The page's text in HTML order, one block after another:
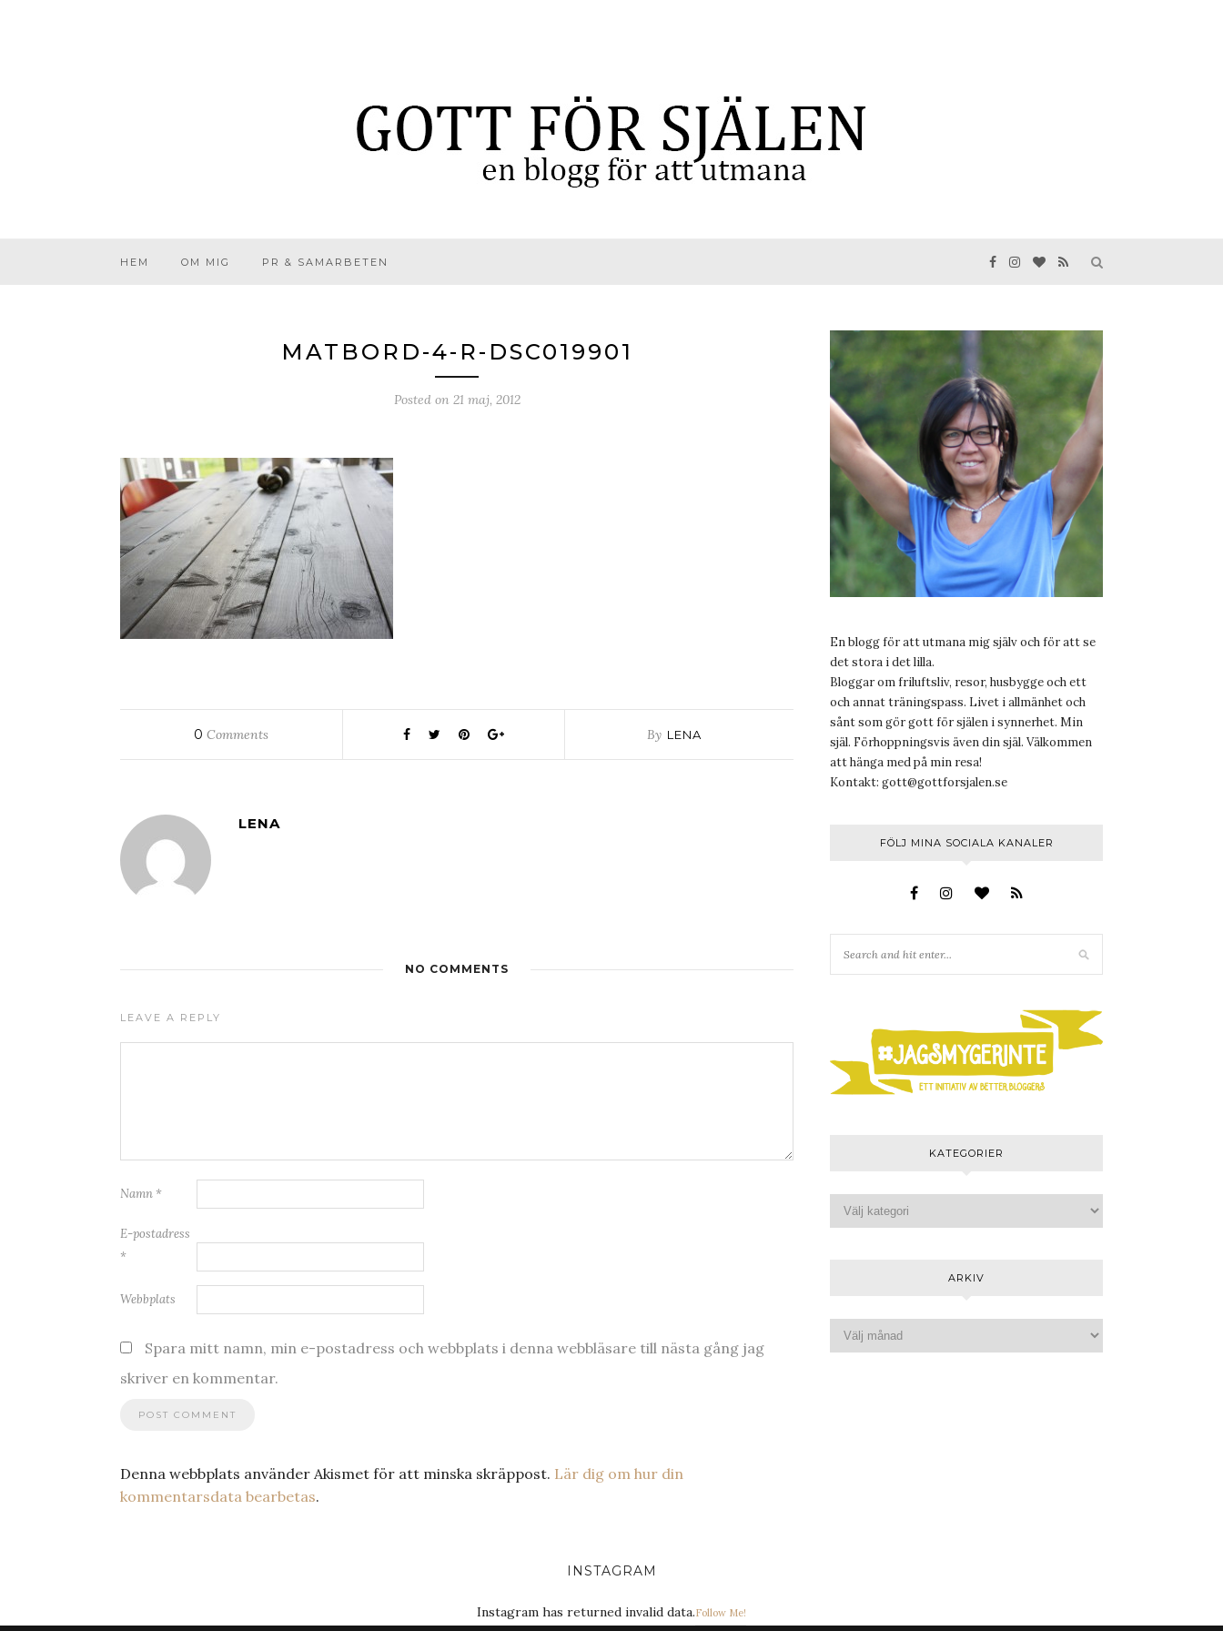
HEM OM MIG PR & SAMARBETEN
MATBORD-4-R-DSC019901
Posted on 21 maj, 2012
0 Comments By LENA
LENA
NO COMMENTS
LEAVE A REPLY
Namn *
E-postadress
*
Webbplats
Spara mitt namn, min e-postadress och webbplats i denna webbläsare till nästa gång jag
skriver en kommentar.
Denna webbplats använder Akismet för att minska skräppost. Lär dig om hur din
kommentarsdata bearbetas.
En blogg för att utmana mig själv och för att se
det stora i det lilla.
Bloggar om friluftsliv, resor, husbygge och ett
och annat träningspass. Livet i allmänhet och
sånt som gör gott för själen i synnerhet. Min
själ. Förhoppningsvis även din själ. Välkommen
att hänga med på min resa!
Kontakt: gott@gottforsjalen.se
FÖLJ MINA SOCIALA KANALER
KATEGORIER
ARKIV
INSTAGRAM
Instagram has returned invalid data.Follow Me!